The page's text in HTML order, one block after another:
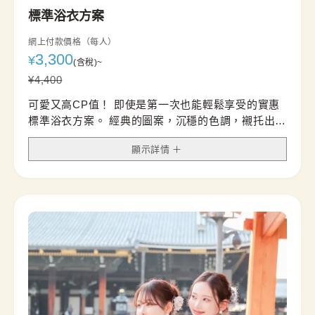
標準浴衣方案
網上付款價格（每人）
¥3,300(含稅)~
¥4,400
可愛又高CP值！ 即使是第一次也能輕鬆享受的實惠
標準浴衣方案。 經典的圖案，沉穩的色調，襯托出利
落的感覺。
我們還建議您在腰帶可以搭配腰帶配飾，打造別緻的
顯示詳情